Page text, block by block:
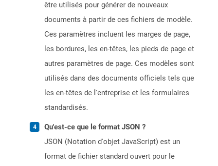
être utilisés pour générer de nouveaux
documents à partir de ces fichiers de modèle.
Ces paramètres incluent les marges de page,
les bordures, les en-têtes, les pieds de page et
autres paramètres de page. Ces modèles sont
utilisés dans des documents officiels tels que
les en-têtes de l'entreprise et les formulaires
standardisés.
Qu'est-ce que le format JSON ?
JSON (Notation d'objet JavaScript) est un
format de fichier standard ouvert pour le